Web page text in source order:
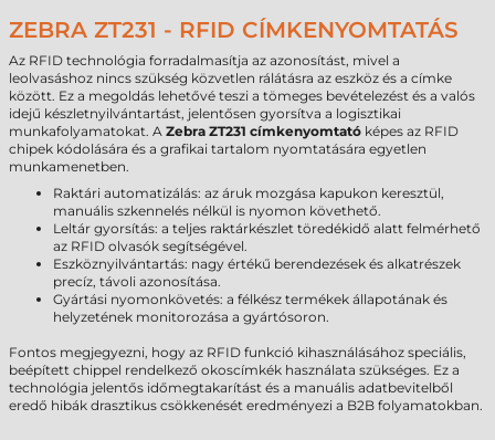
ZEBRA ZT231 - RFID CÍMKENYOMTATÁS
Az RFID technológia forradalmasítja az azonosítást, mivel a
leolvasáshoz nincs szükség közvetlen rálátásra az eszköz és a címke
között. Ez a megoldás lehetővé teszi a tömeges bevételezést és a valós
idejű készletnyilvántartást, jelentősen gyorsítva a logisztikai
munkafolyamatokat. A Zebra ZT231 címkenyomtató képes az RFID
chipek kódolására és a grafikai tartalom nyomtatására egyetlen
munkamenetben.
Raktári automatizálás: az áruk mozgása kapukon keresztül,
manuális szkennelés nélkül is nyomon követhető.
Leltár gyorsítás: a teljes raktárkészlet töredékidő alatt felmérhető
az RFID olvasók segítségével.
Eszköznyilvántartás: nagy értékű berendezések és alkatrészek
precíz, távoli azonosítása.
Gyártási nyomonkövetés: a félkész termékek állapotának és
helyzetének monitorozása a gyártósoron.
Fontos megjegyezni, hogy az RFID funkció kihasználásához speciális,
beépített chippel rendelkező okoscímkék használata szükséges. Ez a
technológia jelentős időmegtakarítást és a manuális adatbevitelből
eredő hibák drasztikus csökkenését eredményezi a B2B folyamatokban.